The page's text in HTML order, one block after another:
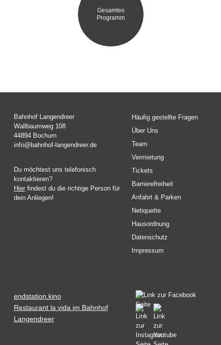
Gesamtes
Programm
Bahnhof Langendreer
Wallbaumweg 108
44894 Bochum
info@bahnhof-langendreer.de
Du möchtest uns telefonisch
kontaktieren?
Hier findest du die richtige Person für
dein Anliegen!
Häufig gestellte Fragen
Über Uns
Team
Vermietung
Tickets
Barrierefreiheit
Anfahrt & Parken
Netiquette
Hausordnung
Datenschutz
Impressum
endstation.kino
Restaurant la vida im Bahnhof
Langendreer